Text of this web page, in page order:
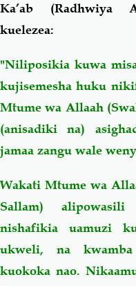
Ka’ab (Radhwiya
kuelezea:
"Niliposikia kuwa
kujisemesha huku
Mtume wa Allaah
(anisadiki na)
jamaa zangu wale
Wakati Mtume wa
Sallam)
nishafikia uamuzi
ukweli, na
kuokoka nao.